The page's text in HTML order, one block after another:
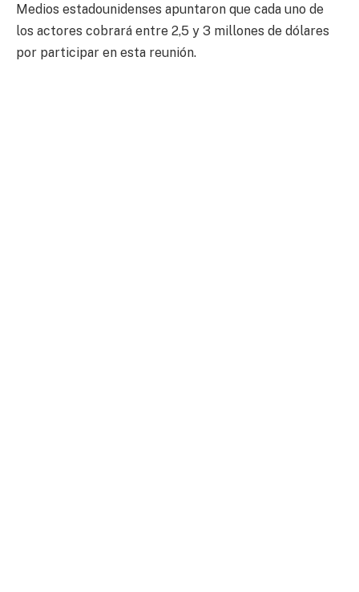
Medios estadounidenses apuntaron que cada uno de
los actores cobrará entre 2,5 y 3 millones de dólares
por participar en esta reunión.